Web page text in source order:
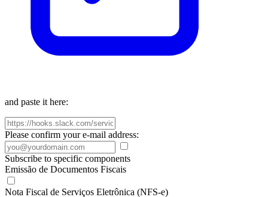
and paste it here:
Please confirm your e-mail address:
Subscribe to specific components
Emissão de Documentos Fiscais
Nota Fiscal de Serviços Eletrônica (NFS-e)